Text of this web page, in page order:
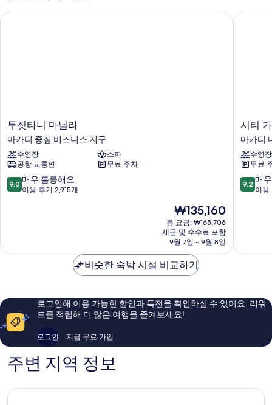
두
세
두
짓
타
니
마
닐
라
비
지
두짓타니 마닐라
마카티 중심 비즈니스 지구
수영장
스파
공항 교통편
무료 주차
10
점
매
해
이
용
2,915
9.0 매우 훌륭해요
이용 후기 2,915개
현
재
요
금
₩135,160
₩135,160
총 요금: ₩165,706
세금 및 수수료 포함
9월 7일 ~ 9월 8일
두짓타니 마닐라
시
티
가
든
그
랜
드
다
시티
마카티
수영장
무료
10
점
매
해
요,
9.2 매
이용
시티 가
비슷한 숙박 시설 비교하기
로그인해 이용 가능한 할인과 특전을 확인하실 수 있어요. 리워
드를 적립해 더 많은 여행을 즐겨보세요!
로그인 지금 무료 가입
주변 지역 정보